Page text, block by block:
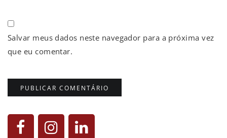
Salvar meus dados neste navegador para a próxima vez
que eu comentar.